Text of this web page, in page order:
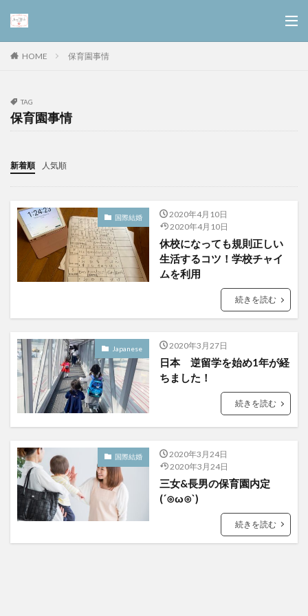
HOME 保育園事情
TAG
保育園事情
新着順 人気順
国際結婚
2020年4月10日
2020年4月10日
休校になっても規則正しい
生活するコツ！学校チャイ
ムを利用
続きを読む
Japanese 2020年3月27日
日本 逆留学を始め1年が経
ちました！
続きを読む
国際結婚
2020年3月24日
2020年3月24日
三女&長男の保育園内定
(´⊙ω⊙`)
続きを読む